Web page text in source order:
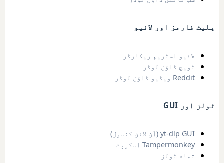
پلیٹ فارمز اور لائیو
لائیو اسٹریم ریکارڈر
ٹویچ ڈاؤن لوڈر
Reddit ویڈیو ڈاؤن لوڈر
ٹولز اور GUI
yt-dlp GUI (آن لائن کنسول)
Tampermonkey اسکرپٹ
تمام ٹولز